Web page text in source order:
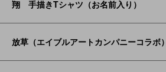
翔 手描きTシャツ（お名前入り）
放草（エイブルアートカンパニーコラボ）